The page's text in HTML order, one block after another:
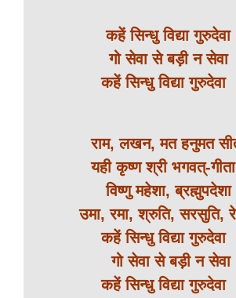
कहें सिन्धु विद्या गुरुदेवा
गो सेवा से बड़ी न सेवा
कहें सिन्धु विद्या गुरुदेवा
राम, लखन, मत हनुमत
यही कृष्ण श्री भगवत्-
विष्णु महेशा, ब्रह्मुपदेशा
उमा, रमा, श्रुति, सरसुति,
कहें सिन्धु विद्या गुरुदेवा
गो सेवा से बड़ी न
कहें सिन्धु विद्या गुरुदेवा